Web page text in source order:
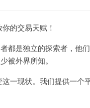
的交易天赋！
都是独立的探索者，他
被外界所知。
一现状。我们提供一